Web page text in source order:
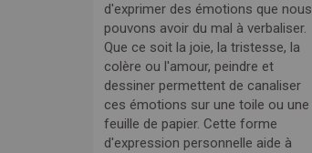
d'exprimer des émotions que nous
pouvons avoir du mal à verbaliser.
Que ce soit la joie, la tristesse, la
colère ou l'amour, peindre et
dessiner permettent de canaliser
ces émotions sur une toile ou une
feuille de papier. Cette forme
d'expression personnelle aide à